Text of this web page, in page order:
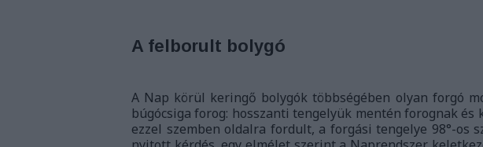
A felborult bolygó
A Nap körül keringő bolygók többségében olyan forgó
búgócsiga forog: hosszanti tengelyük mentén forognak és
ezzel szemben oldalra fordult, a forgási tengelye 98°-os